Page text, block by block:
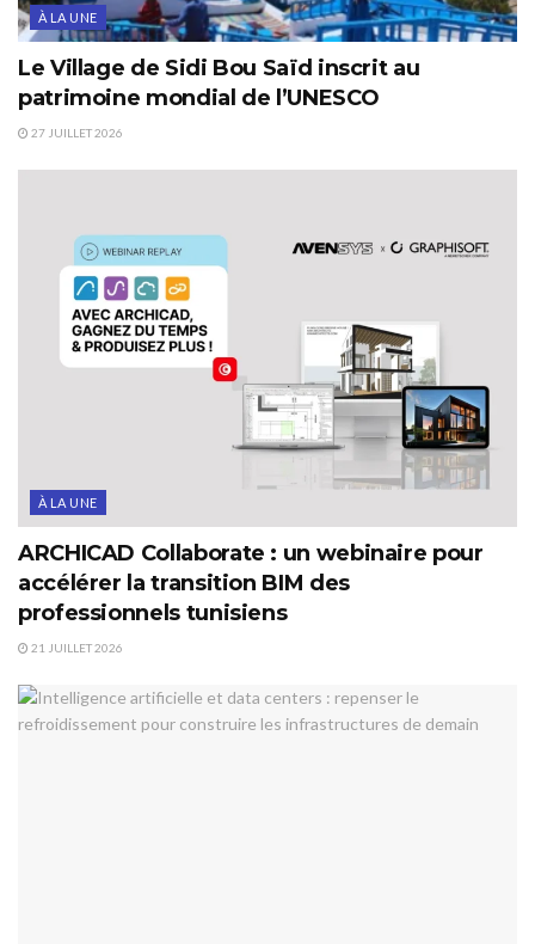
À LA UNE
Le Village de Sidi Bou Saïd inscrit au
patrimoine mondial de l’UNESCO
27 JUILLET 2026
À LA UNE
ARCHICAD Collaborate : un webinaire pour
accélérer la transition BIM des
professionnels tunisiens
21 JUILLET 2026